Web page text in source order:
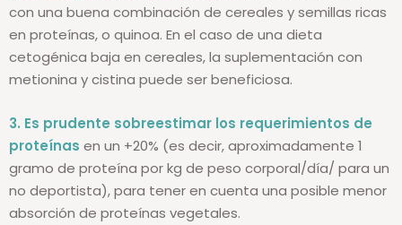
con una buena combinación de cereales y semillas ricas
en proteínas, o quinoa. En el caso de una dieta
cetogénica baja en cereales, la suplementación con
metionina y cistina puede ser beneficiosa.
3. Es prudente sobreestimar los requerimientos de
proteínas en un +20% (es decir, aproximadamente 1
gramo de proteína por kg de peso corporal/día/ para un
no deportista), para tener en cuenta una posible menor
absorción de proteínas vegetales.